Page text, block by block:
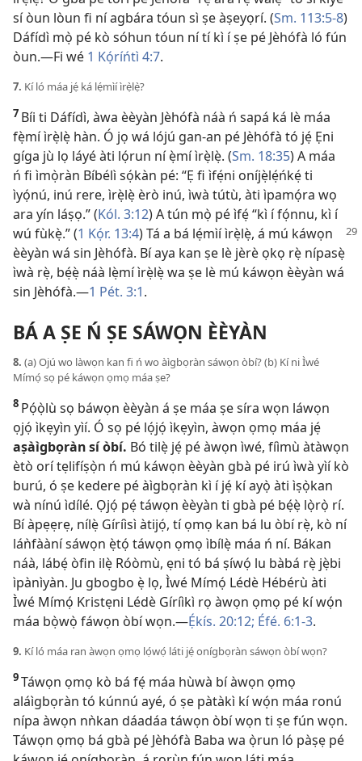
sí òun lòun fi ní agbára tóun sì ṣe àṣeyọrí. (Sm. 113:​5-8)
Dáfídì mọ̀ pé kò sóhun tóun ní tí kì í ṣe pé Jèhófà ló fún
òun.​—Fi wé 1 Kọ́ríńtì 4:7.
7. Kí ló máa jẹ́ ká lẹ́mìí ìrẹ̀lẹ̀?
7 Bíi ti Dáfídì, àwa èèyàn Jèhófà náà ń sapá ká lè máa
fẹ̀mí ìrẹ̀lẹ̀ hàn. Ó jọ wá lójú gan-an pé Jèhófà tó jẹ́ Ẹni
gíga jù lọ láyé àti lọ́run ní ẹ̀mí ìrẹ̀lẹ̀. (Sm. 18:35) A máa
ń fi ìmọ̀ràn Bíbélì sọ́kàn pé: “Ẹ fi ìfẹ́ni oníjẹ̀lẹ́ńkẹ́ ti
ìyọ́nú, inú rere, ìrẹ̀lẹ̀ èrò inú, ìwà tútù, àti ìpamọ́ra wọ
ara yín láṣọ.” (Kól. 3:12) A tún mọ̀ pé ìfẹ́ “kì í fọ́nnu, kì í
wú fùkẹ̀.”(1 Kọ́r. 13:4) Tá a bá lẹ́mìí ìrẹ̀lẹ̀, á mú káwọn
èèyàn wá sin Jèhófà. Bí aya kan ṣe lè jèrè ọkọ rẹ̀ nípasẹ̀
ìwà rẹ̀, bẹ́ẹ̀ náà lẹ̀mí ìrẹ̀lẹ̀ wa ṣe lè mú káwọn èèyàn wá
sin Jèhófà.​—1 Pét. 3:1.
BÁ A ṢE Ń ṢE SÁWỌN ÈÈYÀN
8. (a) Ojú wo làwọn kan fi ń wo àìgbọràn sáwọn òbí? (b) Kí ni Ìwé
Mímọ́ sọ pé káwọn ọmọ máa ṣe?
8 Pọ́ọ̀lù sọ báwọn èèyàn á ṣe máa ṣe síra wọn láwọn
ọjọ́ ìkẹyìn yìí. Ó sọ pé lọ́jọ́ ìkẹyìn, àwọn ọmọ máa jẹ́
aṣàìgbọràn sí òbí. Bó tilẹ̀ jẹ́ pé àwọn ìwé, fíìmù àtàwọn
ètò orí tẹlifíṣọ̀n ń mú káwọn èèyàn gbà pé irú ìwà yìí kò
burú, ó ṣe kedere pé àìgbọràn kì í jẹ́ kí ayọ̀ àti ìṣọ̀kan
wà nínú ìdílé. Ọjọ́ pẹ́ táwọn èèyàn ti gbà pé bẹ́ẹ̀ lọ̀rọ̀ rí.
Bí àpẹẹrẹ, nílẹ̀ Gíríìsì àtijọ́, tí ọmọ kan bá lu òbí rẹ̀, kò ní
láǹfààní sáwọn ẹ̀tọ́ táwọn ọmọ ìbílẹ̀ máa ń ní. Bákan
náà, lábẹ́ òfin ilẹ̀ Róòmù, ẹni tó bá ṣíwọ́ lu bàbá rẹ̀ jẹ̀bi
ìpànìyàn. Ju gbogbo ẹ̀ lọ, Ìwé Mímọ́ Lédè Hébérù àti
Ìwé Mímọ́ Kristẹni Lédè Gíríìkì rọ àwọn ọmọ pé kí wọ́n
máa bọ̀wọ̀ fáwọn òbí wọn.​—Ẹ́kís. 20:12; Éfé. 6:​1-3.
9. Kí ló máa ran àwọn ọmọ lọ́wọ́ láti jẹ́ onígbọràn sáwọn òbí wọn?
9Táwọn ọmọ kò bá fẹ́ máa hùwà bí àwọn ọmọ
aláìgbọràn tó kúnnú ayé, ó ṣe pàtàkì kí wọ́n máa ronú
nípa àwọn nǹkan dáadáa táwọn òbí wọn ti ṣe fún wọn.
Táwọn ọmọ bá gbà pé Jèhófà Baba wa ọ̀run ló pàṣẹ pé